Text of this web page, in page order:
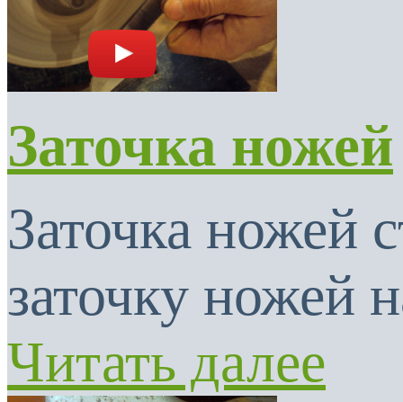
Заточка ножей
Заточка ножей
заточку ножей
Читать далее